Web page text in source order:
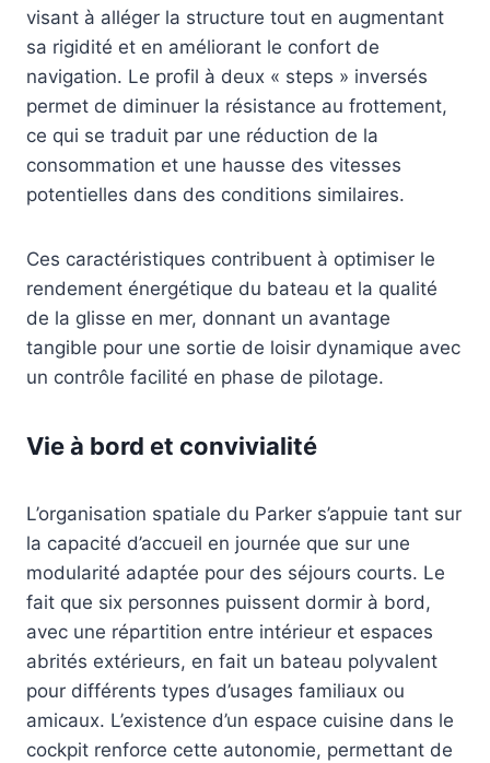
visant à alléger la structure tout en augmentant
sa rigidité et en améliorant le confort de
navigation. Le profil à deux « steps » inversés
permet de diminuer la résistance au frottement,
ce qui se traduit par une réduction de la
consommation et une hausse des vitesses
potentielles dans des conditions similaires.
Ces caractéristiques contribuent à optimiser le
rendement énergétique du bateau et la qualité
de la glisse en mer, donnant un avantage
tangible pour une sortie de loisir dynamique avec
un contrôle facilité en phase de pilotage.
Vie à bord et convivialité
L’organisation spatiale du Parker s’appuie tant sur
la capacité d’accueil en journée que sur une
modularité adaptée pour des séjours courts. Le
fait que six personnes puissent dormir à bord,
avec une répartition entre intérieur et espaces
abrités extérieurs, en fait un bateau polyvalent
pour différents types d’usages familiaux ou
amicaux. L’existence d’un espace cuisine dans le
cockpit renforce cette autonomie, permettant de